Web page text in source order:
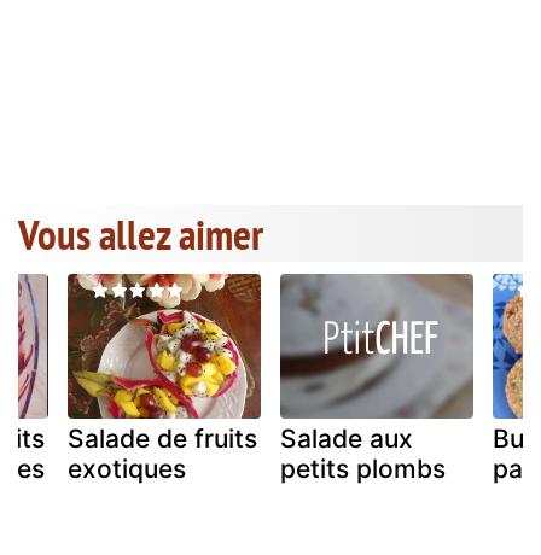
Vous allez aimer
Salade de fruits
exotiques
Salade aux
petits plombs